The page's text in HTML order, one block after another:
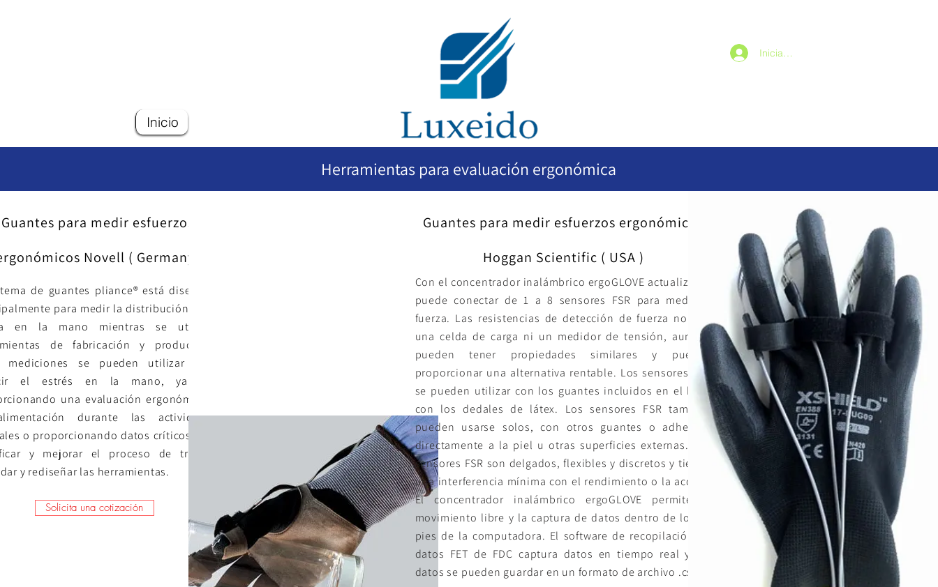
Inicio
Iniciar sesión
Herramientas para evaluación ergonómica
Guantes para medir esfuerzos
Novell ( Germany)
de guantes pliance® está diseñado
para medir la distribución de la
en la mano mientras se utilizan
de fabricación y producción.
mediciones se pueden utilizar para
el estrés en la mano, ya sea
una evaluación ergonómica y
durante las actividades
o proporcionando datos críticos para
y mejorar el proceso de trabajo
y rediseñar las herramientas.
Solicita una cotización
Guantes para medir esfuerzos ergonómicos
Hoggan Scientific ( USA )
Con el concentrador inalámbrico ergoGLOVE actualizado,
puede conectar de 1 a 8 sensores FSR para medir la
fuerza. Las resistencias de detección de fuerza no son
una celda de carga ni un medidor de tensión, aunque
pueden tener propiedades similares y pueden
proporcionar una alternativa rentable. Los sensores FSR
se pueden utilizar con los guantes incluidos en el kit o
con los dedales de látex. Los sensores FSR también
pueden usarse solos, con otros guantes o adherirse
directamente a la piel u otras superficies externas. Los
sensores FSR son delgados, flexibles y discretos y tienen
una interferencia mínima con el rendimiento o la acción.
El concentrador inalámbrico ergoGLOVE permite el
movimiento libre y la captura de datos dentro de los 25
pies de la computadora. El software de recopilación de
datos FET de FDC captura datos en tiempo real y los
datos se pueden guardar en un formato de archivo .csv.